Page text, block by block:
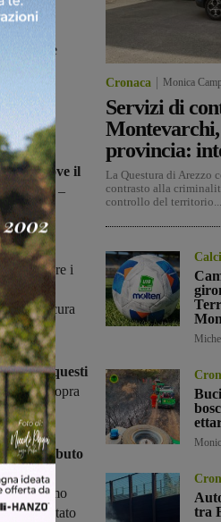
con
i
soli,
19, dove il
–
–
in
proteggere i
di
casa di cura
in questi
di Sopra
contributo
i lori
– abbiamo
acquistato
Cronaca Monica
Servizi di
provincia:
La Questura di Arezzo
contrasto alla
controllo del
tra